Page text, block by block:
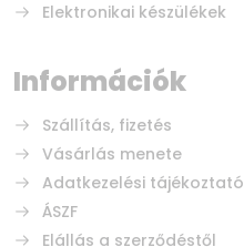
Elektronikai készülékek
Információk
Szállítás, fizetés
Vásárlás menete
Adatkezelési tájékoztató
ÁSZF
Elállás a szerződéstől